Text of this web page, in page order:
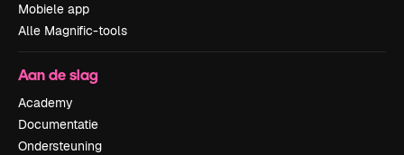
Mobiele app
Alle Magnific-tools
Aan de slag
Academy
Documentatie
Ondersteuning